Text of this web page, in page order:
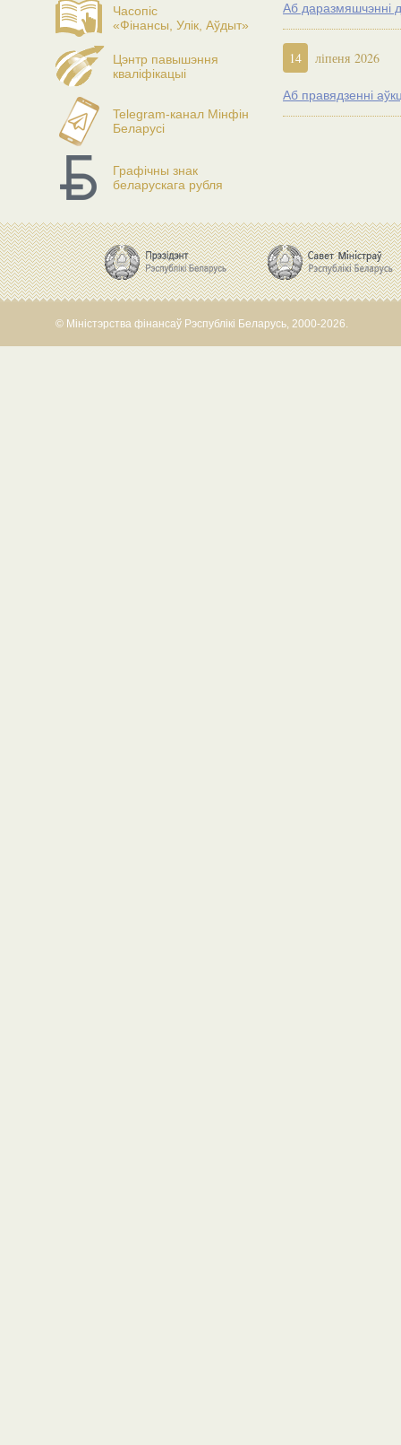
Часопіс
«Фінансы, Улік, Аўдыт»
Цэнтр павышэння
кваліфікацыі
Telegram-канал Мінфін
Беларусі
Графічны знак
беларускага рубля
Аб даразмяшчэнні
14 ліпеня 2026
Аб правядзенні
© Міністэрства фінансаў Рэспублікі Беларусь, 2000-2026.